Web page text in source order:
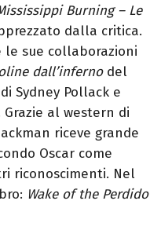
Burning – Le
dalla critica.
le sue collaborazioni
dall’inferno del
di Sydney Pollack e
Grazie al western di
riceve grande
Oscar come
riconoscimenti. Nel
Wake of the Perdido